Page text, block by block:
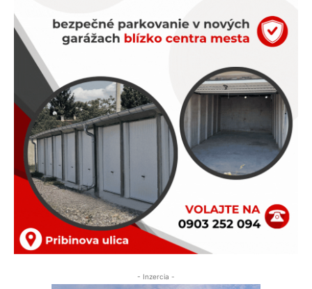
- Inzercia -